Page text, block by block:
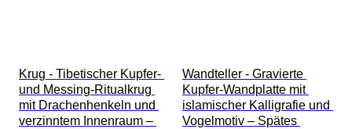
Krug - Tibetischer Kupfer-
und Messing-Ritualkrug
mit Drachenhenkeln und
verzinntem Innenraum –
Wandteller - Gravierte
Kupfer-Wandplatte mit
islamischer Kalligrafie und
Vogelmotiv – Spätes